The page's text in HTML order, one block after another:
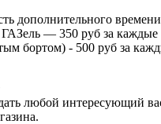
дополнительного
ГАЗель — 350 руб за
бортом) - 500 руб за
любой интересующий